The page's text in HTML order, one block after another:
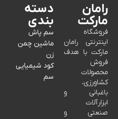
رامان
مارکت
فروشگاه
اینترنتی رامان
مارکت با هدف
فروش
محصولات
کشاورزی،
باغبانی و
ابزارآلات
صنعتی و
دسته
بندی
سم پاش
ماشین چمن
زن
کود شیمیایی
سم